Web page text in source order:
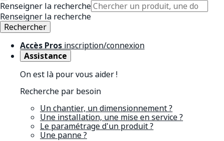
Renseigner la recherche
Renseigner la recherche
Rechercher
Accès Pros inscription/connexion
Assistance
On est là pour vous aider !
Recherche par besoin
Un chantier, un dimensionnement ?
Une installation, une mise en service ?
Le paramétrage d'un produit ?
Une panne ?